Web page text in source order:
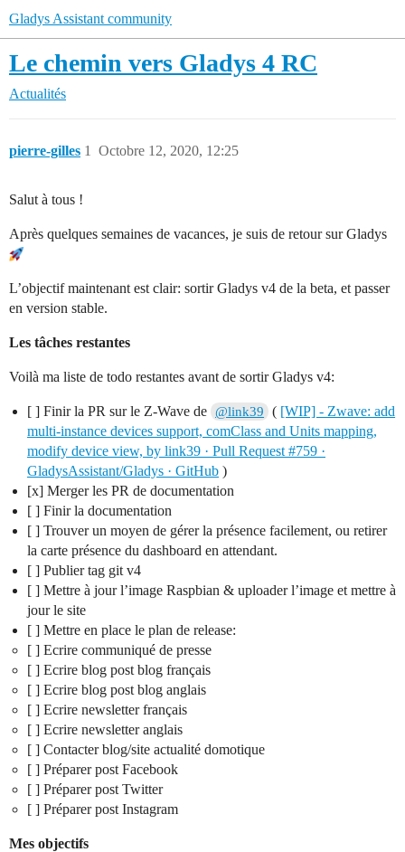
Gladys Assistant community
Le chemin vers Gladys 4 RC
Actualités
pierre-gilles Octobre 12, 2020, 12:25
1
Salut à tous !
Après quelques semaines de vacances, je suis de retour sur Gladys
L’objectif maintenant est clair: sortir Gladys v4 de la beta, et passer
en version stable.
Les tâches restantes
Voilà ma liste de todo restantes avant de sortir Gladys v4:
[ ] Finir la PR sur le Z-Wave de @link39 ( [WIP] - Zwave: add
multi-instance devices support, comClass and Units mapping,
modify device view, by link39 · Pull Request #759 ·
GladysAssistant/Gladys · GitHub )
[x] Merger les PR de documentation
[ ] Finir la documentation
[ ] Trouver un moyen de gérer la présence facilement, ou retirer
la carte présence du dashboard en attendant.
[ ] Publier tag git v4
[ ] Mettre à jour l’image Raspbian & uploader l’image et mettre à
jour le site
[ ] Mettre en place le plan de release:
[ ] Ecrire communiqué de presse
[ ] Ecrire blog post blog français
[ ] Ecrire blog post blog anglais
[ ] Ecrire newsletter français
[ ] Ecrire newsletter anglais
[ ] Contacter blog/site actualité domotique
[ ] Préparer post Facebook
[ ] Préparer post Twitter
[ ] Préparer post Instagram
Mes objectifs